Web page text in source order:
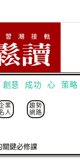
創意 成功 心 策略
業
人
趨勢
網路
關鍵必修課